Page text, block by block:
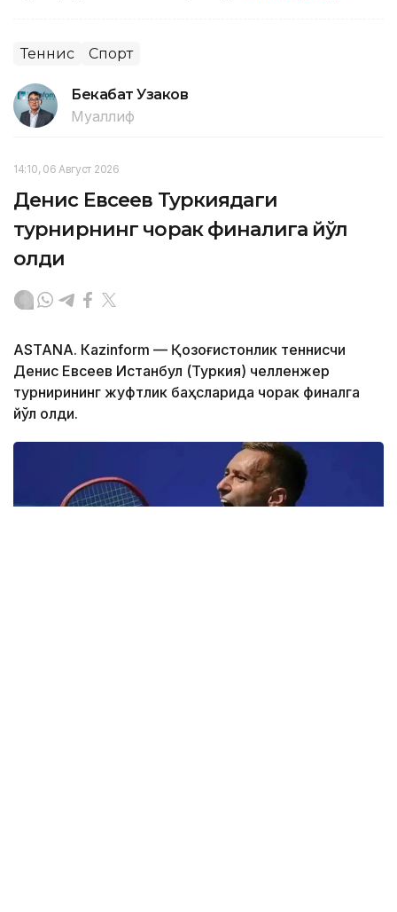
Теннис Спорт
Бекабат Узаков
Муаллиф
14:10, 06 Август 2026
Денис Евсеев Туркиядаги
турнирнинг чорак финалига йўл
олди
ASTANА. Кazinform — Қозоғистонлик теннисчи
Денис Евсеев Истанбул (Туркия) челленжер
турнирининг жуфтлик баҳсларида чорак финалга
йўл олди.